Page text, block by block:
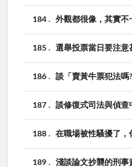
184 外觀都很像，其實
185 選舉投票當日要注意
186 談「賣黃牛票犯法嗎?
187 談修復式司法與偵查
188 在職場被性騷擾了，
189 淺談論文抄襲的刑事